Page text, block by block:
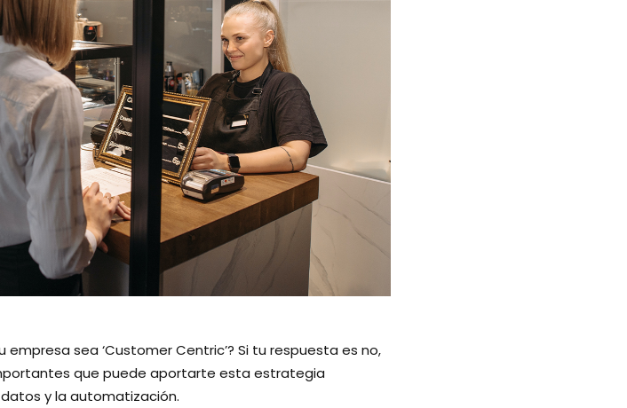
sea ‘Customer Centric’? Si tu respuesta es no,
que puede aportarte esta estrategia
y la automatización.